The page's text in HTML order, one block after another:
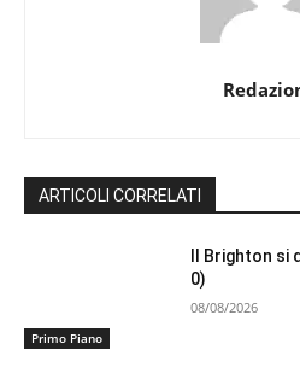
ARTICOLI CORRELATI
Primo Piano
Il Brighton si
0)
08/08/2026